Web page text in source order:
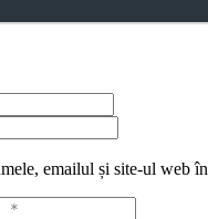
emailul și site-ul web